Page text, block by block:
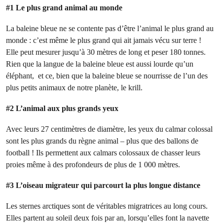
#1 Le plus grand animal au monde
La baleine bleue ne se contente pas d’être l’animal le plus grand au
monde : c’est même le plus grand qui ait jamais vécu sur terre !
Elle peut mesurer jusqu’à 30 mètres de long et peser 180 tonnes.
Rien que la langue de la baleine bleue est aussi lourde qu’un
éléphant, et ce, bien que la baleine bleue se nourrisse de l’un des
plus petits animaux de notre planète, le krill.
#2 L’animal aux plus grands yeux
Avec leurs 27 centimètres de diamètre, les yeux du calmar colossal
sont les plus grands du règne animal – plus que des ballons de
football ! Ils permettent aux calmars colossaux de chasser leurs
proies même à des profondeurs de plus de 1 000 mètres.
#3 L’oiseau migrateur qui parcourt la plus longue distance
Les sternes arctiques sont de véritables migratrices au long cours.
Elles partent au soleil deux fois par an, lorsqu’elles font la navette